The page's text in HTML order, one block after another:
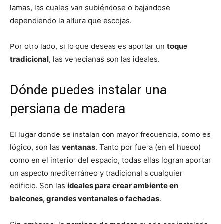
lamas, las cuales van subiéndose o bajándose
dependiendo la altura que escojas.
Por otro lado, si lo que deseas es aportar un toque
tradicional, las venecianas son las ideales.
Dónde puedes instalar una
persiana de madera
El lugar donde se instalan con mayor frecuencia, como es
lógico, son las ventanas. Tanto por fuera (en el hueco)
como en el interior del espacio, todas ellas logran aportar
un aspecto mediterráneo y tradicional a cualquier
edificio. Son las ideales para crear ambiente en
balcones, grandes ventanales o fachadas.